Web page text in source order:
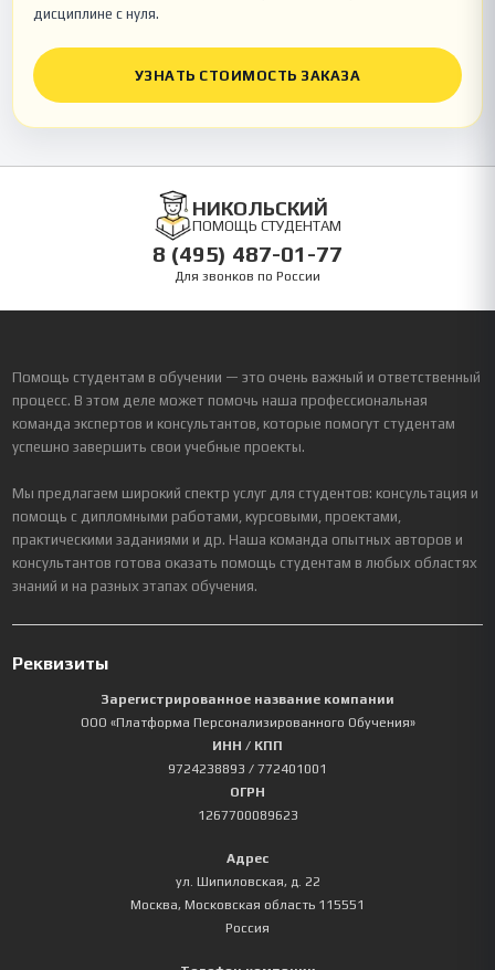
дисциплине с нуля.
УЗНАТЬ СТОИМОСТЬ ЗАКАЗА
НИКОЛЬСКИЙ
ПОМОЩЬ СТУДЕНТАМ
8 (495) 487-01-77
Для звонков по России
Помощь студентам в обучении — это очень важный и ответственный
процесс. В этом деле может помочь наша профессиональная
команда экспертов и консультантов, которые помогут студентам
успешно завершить свои учебные проекты.
Мы предлагаем широкий спектр услуг для студентов: консультация и
помощь с дипломными работами, курсовыми, проектами,
практическими заданиями и др. Наша команда опытных авторов и
консультантов готова оказать помощь студентам в любых областях
знаний и на разных этапах обучения.
Реквизиты
Зарегистрированное название компании
ООО «Платформа Персонализированного Обучения»
ИНН / КПП
9724238893 / 772401001
ОГРН
1267700089623
Адрес
ул. Шипиловская, д. 22
Москва, Московская область 115551
Россия